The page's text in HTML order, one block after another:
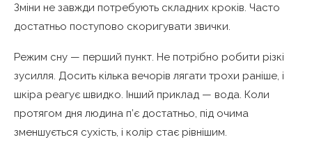
Зміни не завжди потребують складних кроків. Часто
достатньо поступово скоригувати звички.
Режим сну — перший пункт. Не потрібно робити різкі
зусилля. Досить кілька вечорів лягати трохи раніше, і
шкіра реагує швидко. Інший приклад — вода. Коли
протягом дня людина п’є достатньо, під очима
зменшується сухість, і колір стає рівнішим.